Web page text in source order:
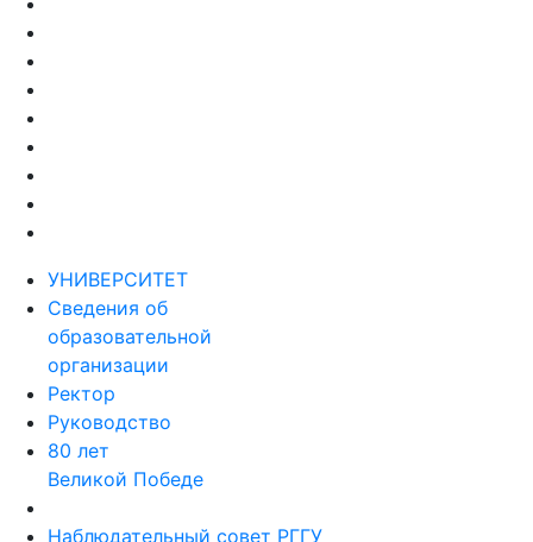
УНИВЕРСИТЕТ
Сведения об
образовательной
организации
Ректор
Руководство
80 лет
Великой Победе
Наблюдательный совет РГГУ